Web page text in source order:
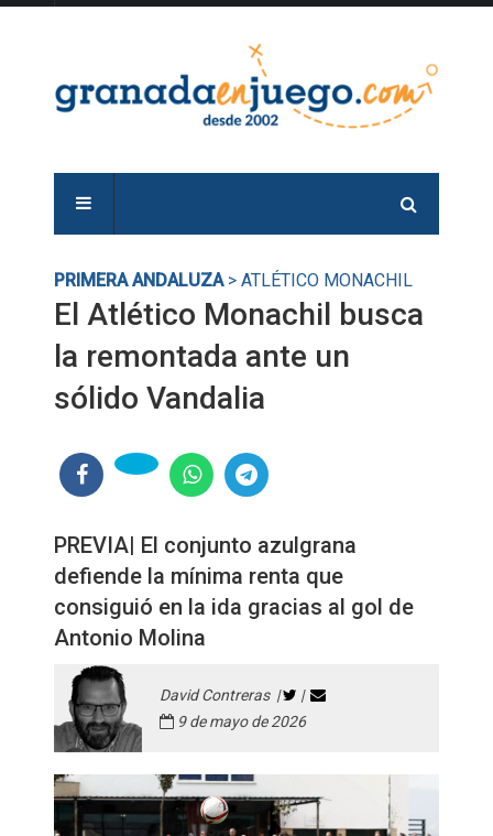
PRIMERA ANDALUZA> ATLÉTICO MONACHIL
El Atlético Monachil busca
la remontada ante un
sólido Vandalia
PREVIA| El conjunto azulgrana
defiende la mínima renta que
consiguió en la ida gracias al gol de
Antonio Molina
David Contreras |
|
9 de mayo de 2026